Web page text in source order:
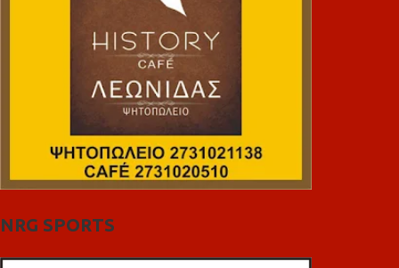
NRG SPORTS